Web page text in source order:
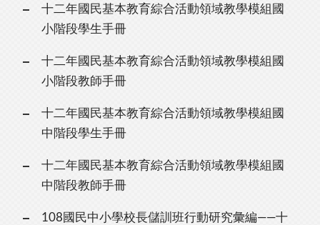
十二年國民基本教育綜合活動領域教學模組國
小階段學生手冊
十二年國民基本教育綜合活動領域教學模組國
小階段教師手冊
十二年國民基本教育綜合活動領域教學模組國
中階段學生手冊
十二年國民基本教育綜合活動領域教學模組國
中階段教師手冊
108國民中小學校長儲訓班行動研究彙編——十